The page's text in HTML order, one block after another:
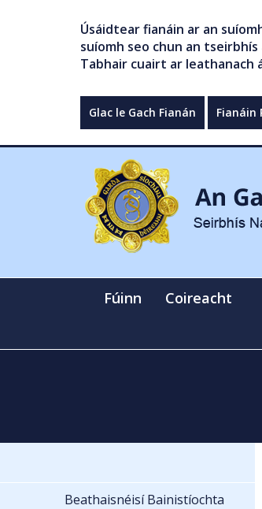
Úsáidtear fianáin ar an
suíomh seo chun an
Tabhair cuairt ar leathanach
Glac le Gach Fianán Fianáin
Fúinn Coireacht
Beathaisnéisí Bainistíochta